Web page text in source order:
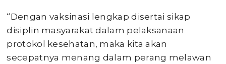
“Dengan vaksinasi lengkap disertai sikap
disiplin masyarakat dalam pelaksanaan
protokol kesehatan, maka kita akan
secepatnya menang dalam perang melawan